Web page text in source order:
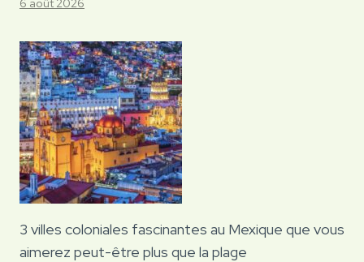
3 villes coloniales fascinantes au Mexique que vous
aimerez peut-être plus que la plage